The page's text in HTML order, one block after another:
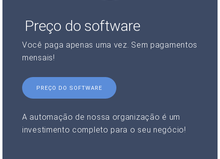
Preço do software
Você paga apenas uma vez. Sem pagamentos
mensais!
PREÇO DO SOFTWARE
A automação de nossa organização é um
investimento completo para o seu negócio!